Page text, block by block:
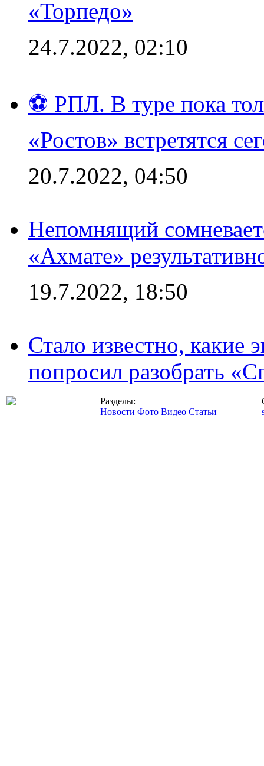
«Торпедо»
24.7.2022, 02:10
⚽ РПЛ. В туре пока
«Ростов» встретятся
20.7.2022, 04:50
Непомнящий
«Ахмате»
19.7.2022, 18:50
Стало известно, какие
попросил разобрать
Разделы:
Новости Фото Видео Статьи